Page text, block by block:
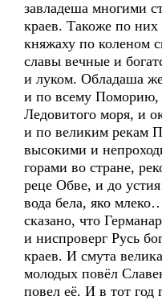
завладеша многими
краев. Такоже по
княжаху по коленом
славы вечные и
и луком. Обладаша
и по всему Поморию,
Ледовитого моря, и
и по великим рекам
высокими и
горами во стране,
реце Обве, и до
вода бела, яко
сказано, что
и ниспроверг Русь
краев. И смута
молодых повёл
повел её. И в тот